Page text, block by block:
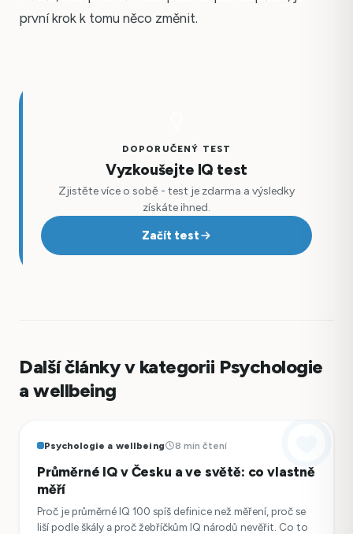
první krok k tomu něco změnit.
DOPORUČENÝ TEST
Vyzkoušejte IQ test
Zjistěte více o sobě - test je zdarma a výsledky
získáte ihned.
Začít test
Další články v kategorii Psychologie
a wellbeing
Psychologie a wellbeing 8 min čtení
Průměrné IQ v Česku a ve světě: co vlastně
měří
Proč je průměrné IQ 100 spíš definice než měření, proč se
liší podle škály a proč žebříčkům IQ národů nevěřit. Co to